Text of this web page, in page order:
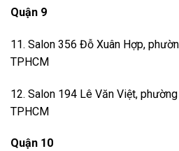
Quận 9
11. Salon 356 Đỗ Xuân Hợp,
TPHCM
12. Salon 194 Lê Văn Việt,
TPHCM
Quận 10